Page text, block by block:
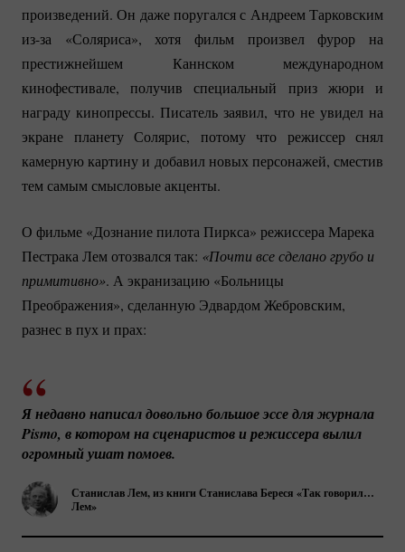
произведений. Он даже поругался с Андреем Тарковским
из-за «Соляриса», хотя фильм произвел фурор на
престижнейшем Каннском международном
кинофестивале, получив специальный приз жюри и
награду кинопрессы. Писатель заявил, что не увидел на
экране планету Солярис, потому что режиссер снял
камерную картину и добавил новых персонажей, сместив
тем самым смысловые акценты.
О фильме «Дознание пилота Пиркса» режиссера Марека
Пестрака Лем отозвался так: «Почти все сделано грубо и
примитивно». А экранизацию «Больницы
Преображения», сделанную Эдвардом Жебровским,
разнес в пух и прах:
Станислав Лем, из книги Станислава Береся «Так говорил…
Лем»
Я недавно написал довольно большое эссе для журнала
Pismo, в котором на сценаристов и режиссера вылил
огромный ушат помоев.